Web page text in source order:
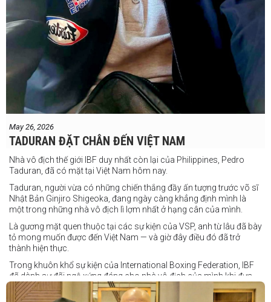
May 26, 2026
TADURAN ĐẶT CHÂN ĐẾN VIỆT NAM
Nhà vô địch thế giới IBF duy nhất còn lại của Philippines, Pedro
Taduran, đã có mặt tại Việt Nam hôm nay.
Taduran, người vừa có những chiến thắng đầy ấn tượng trước võ sĩ
Nhật Bản Ginjiro Shigeoka, đang ngày càng khẳng định mình là
một trong những nhà vô địch lì lợm nhất ở hạng cân của mình.
Là gương mặt quen thuộc tại các sự kiện của VSP, anh từ lâu đã bày
tỏ mong muốn được đến Việt Nam — và giờ đây điều đó đã trở
thành hiện thực.
Trong khuôn khổ sự kiện của International Boxing Federation, IBF
đã dành sự đãi ngộ xứng đáng cho nhà vô địch của mình khi đưa
Taduran đến Việt Nam bằng vé hạng thương gia.